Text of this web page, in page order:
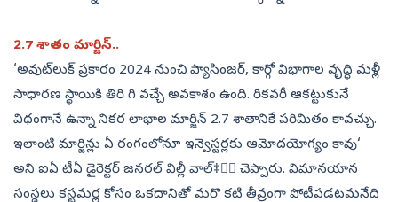
2.7 శాతం మార్జిన్‌..
‘అవుట్‌లుక్‌ ప్రకారం 2024 నుంచి ప్యాసింజర్, కార్గో విభాగాల వృద్ధి మళ్లీ
సాధారణ స్థాయికి తిరి గి వచ్చే అవకాశం ఉంది. రికవరీ ఆకట్టుకునే
విధంగానే ఉన్నా నికర లాభాల మార్జిన్‌ 2.7 శాతానికే పరిమితం కావచ్చు.
ఇలాంటి మార్జిన్లు ఏ రంగంలోనూ ఇన్వెస్టర్లకు ఆమోదయోగ్యం కావు‘
అని ఐఏ టీఏ డైరెక్టర్‌ జనరల్‌ విల్లీ వాల్‌‡్ష చెప్పారు. విమానయాన
సంస్థలు కస్టమర్ల కోసం ఒకదానితో మరొ కటి తీవ్రంగా పోటీపడటమనేది